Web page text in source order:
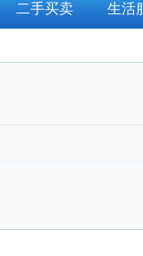
二手买卖 生活